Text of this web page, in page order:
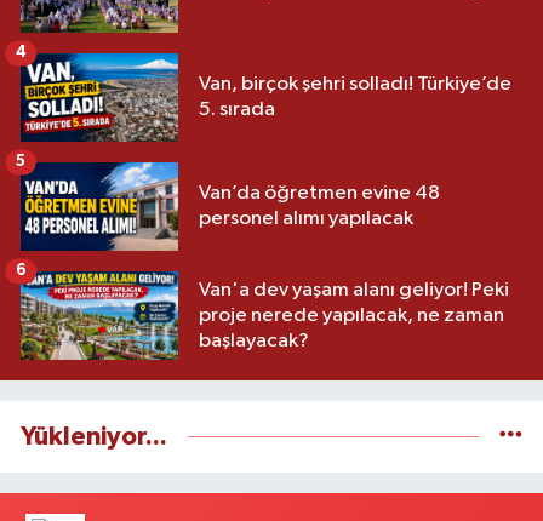
Van, birçok şehri solladı! Türkiye’de
5. sırada
4
Van’da öğretmen evine 48
personel alımı yapılacak
5
Van'a dev yaşam alanı geliyor! Peki
proje nerede yapılacak, ne zaman
başlayacak?
6
Yükleniyor...